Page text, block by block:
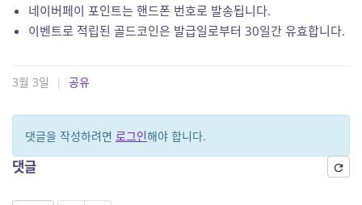
네이버페이 포인트는 핸드폰 번호로 발송됩니다.
이벤트로 적립된 골드코인은 발급일로부터 30일간 유효합니다.
3월 3일 | 공유
댓글을 작성하려면 로그인해야 합니다.
댓글